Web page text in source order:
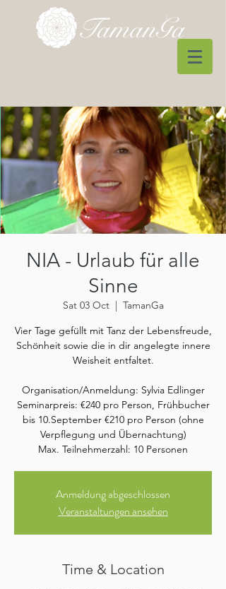
NIA - Urlaub für alle
Sinne
Sat 03 Oct
  |
TamanGa
Vier Tage gefüllt mit Tanz der Lebensfreude,
Schönheit sowie die in dir angelegte innere
Weisheit entfaltet.
Organisation/Anmeldung: Sylvia Edlinger
Seminarpreis: €240 pro Person, Frühbucher
bis 10.September €210 pro Person (ohne
Verpflegung und Übernachtung)
Max. Teilnehmerzahl: 10 Personen
Anmeldung abgeschlossen
Veranstaltungen ansehen
Time & Location